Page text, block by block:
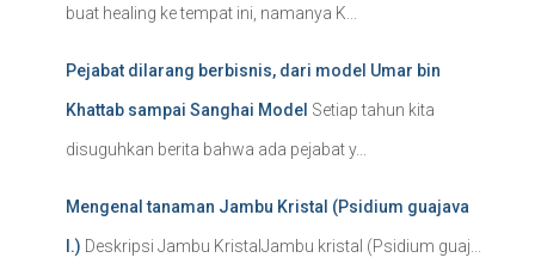
buat healing ke tempat ini, namanya K...
Pejabat dilarang berbisnis, dari model Umar bin
Khattab sampai Sanghai Model Setiap tahun kita
disuguhkan berita bahwa ada pejabat y...
Mengenal tanaman Jambu Kristal (Psidium guajava
l.) Deskripsi Jambu KristalJambu kristal (Psidium guaj...